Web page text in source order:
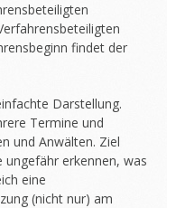
findet der
Darstellung.
Termine und
und Anwälten. Ziel
erkennen, was
eine
(nicht nur) am